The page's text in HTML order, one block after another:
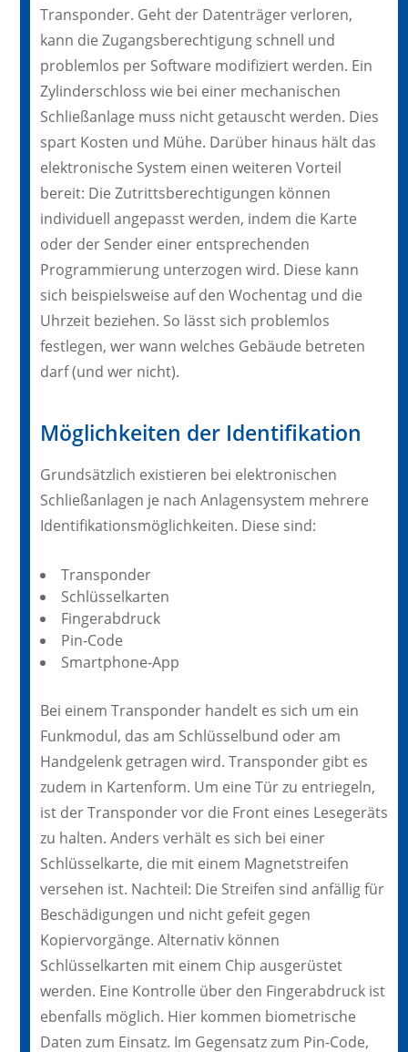
Transponder. Geht der Datenträger verloren,
kann die Zugangsberechtigung schnell und
problemlos per Software modifiziert werden. Ein
Zylinderschloss wie bei einer mechanischen
Schließanlage muss nicht getauscht werden. Dies
spart Kosten und Mühe. Darüber hinaus hält das
elektronische System einen weiteren Vorteil
bereit: Die Zutrittsberechtigungen können
individuell angepasst werden, indem die Karte
oder der Sender einer entsprechenden
Programmierung unterzogen wird. Diese kann
sich beispielsweise auf den Wochentag und die
Uhrzeit beziehen. So lässt sich problemlos
festlegen, wer wann welches Gebäude betreten
darf (und wer nicht).
Möglichkeiten der Identifikation
Grundsätzlich existieren bei elektronischen
Schließanlagen je nach Anlagensystem mehrere
Identifikationsmöglichkeiten. Diese sind:
Transponder
Schlüsselkarten
Fingerabdruck
Pin-Code
Smartphone-App
Bei einem Transponder handelt es sich um ein
Funkmodul, das am Schlüsselbund oder am
Handgelenk getragen wird. Transponder gibt es
zudem in Kartenform. Um eine Tür zu entriegeln,
ist der Transponder vor die Front eines Lesegeräts
zu halten. Anders verhält es sich bei einer
Schlüsselkarte, die mit einem Magnetstreifen
versehen ist. Nachteil: Die Streifen sind anfällig für
Beschädigungen und nicht gefeit gegen
Kopiervorgänge. Alternativ können
Schlüsselkarten mit einem Chip ausgerüstet
werden. Eine Kontrolle über den Fingerabdruck ist
ebenfalls möglich. Hier kommen biometrische
Daten zum Einsatz. Im Gegensatz zum Pin-Code,